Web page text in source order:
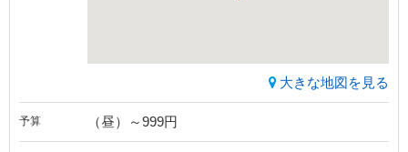
大きな地図を見る
予算 （昼）～999円